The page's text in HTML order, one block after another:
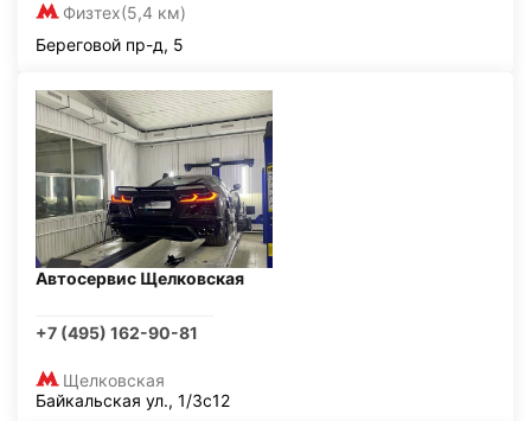
Физтех(5,4 км)
Береговой пр-д, 5
Автосервис Щелковская
+7 (495) 162-90-81
Щелковская
Байкальская ул., 1/3с12